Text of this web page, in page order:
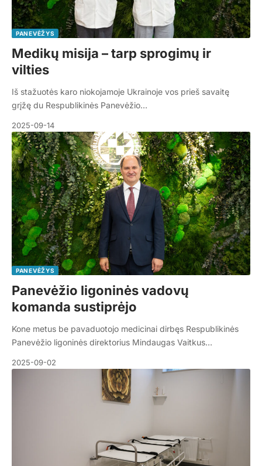
PANEVĖŽYS
Medikų misija – tarp sprogimų ir
vilties
Iš stažuotės karo niokojamoje Ukrainoje vos prieš savaitę
grįžę du Respublikinės Panevėžio…
2025-09-14
PANEVĖŽYS
Panevėžio ligoninės vadovų
komanda sustiprėjo
Kone metus be pavaduotojo medicinai dirbęs Respublikinės
Panevėžio ligoninės direktorius Mindaugas Vaitkus…
2025-09-02